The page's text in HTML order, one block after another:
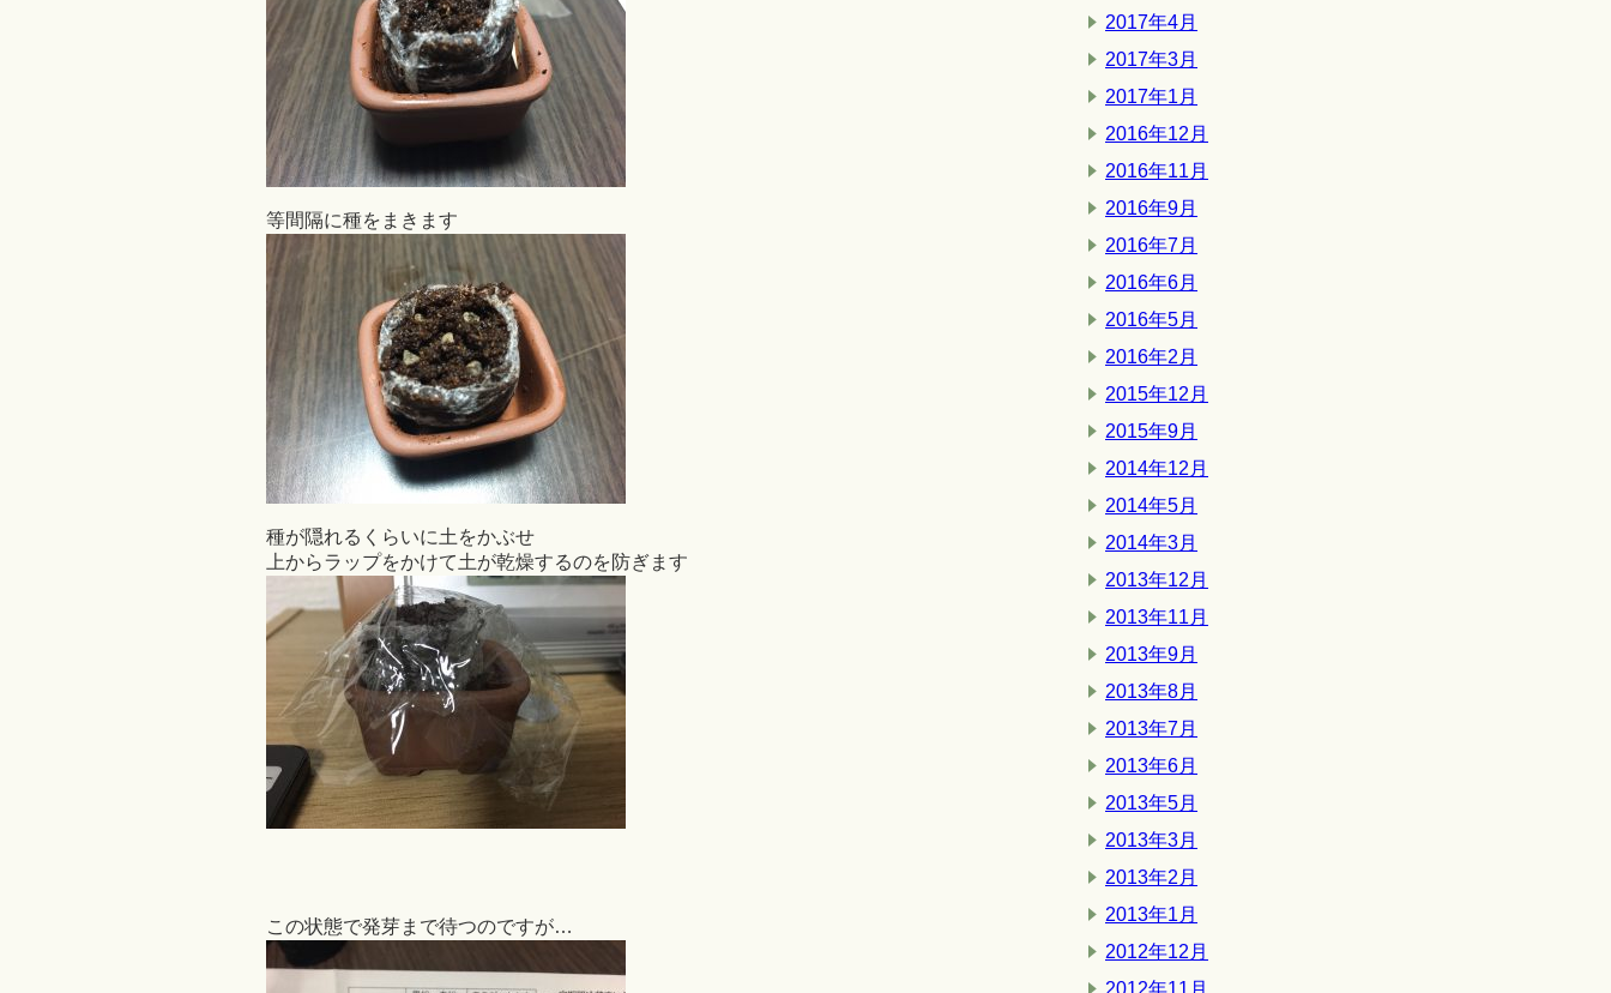
等間隔に種をまきます
種が隠れるくらいに土をかぶせ
上からラップをかけて土が乾燥するのを防ぎます
この状態で発芽まで待つのですが…
2017年4月
2017年3月
2017年1月
2016年12月
2016年11月
2016年9月
2016年7月
2016年6月
2016年5月
2016年2月
2015年12月
2015年9月
2014年12月
2014年5月
2014年3月
2013年12月
2013年11月
2013年9月
2013年8月
2013年7月
2013年6月
2013年5月
2013年3月
2013年2月
2013年1月
2012年12月
2012年11月